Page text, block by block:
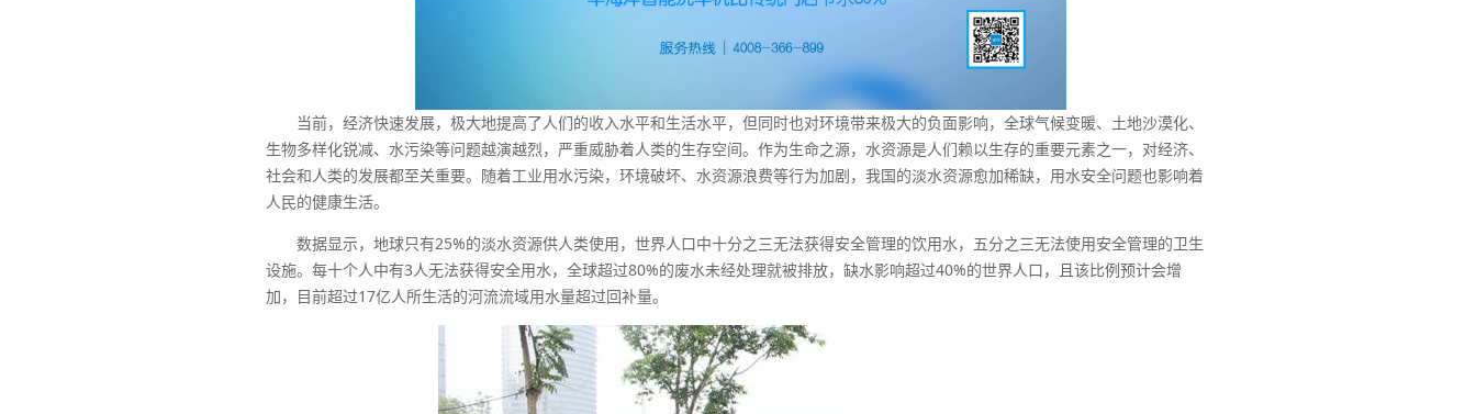
当前，经济快速发展，极大地提高了人们的收入水平和生活水平，但同时也对环境带来极大的负面影响，全球气候变暖、土地沙漠化、
生物多样化锐减、水污染等问题越演越烈，严重威胁着人类的生存空间。作为生命之源，水资源是人们赖以生存的重要元素之一，对经济、
社会和人类的发展都至关重要。随着工业用水污染，环境破坏、水资源浪费等行为加剧，我国的淡水资源愈加稀缺，用水安全问题也影响着
人民的健康生活。
数据显示，地球只有25%的淡水资源供人类使用，世界人口中十分之三无法获得安全管理的饮用水，五分之三无法使用安全管理的卫生
设施。每十个人中有3人无法获得安全用水，全球超过80%的废水未经处理就被排放，缺水影响超过40%的世界人口，且该比例预计会增
加，目前超过17亿人所生活的河流流域用水量超过回补量。